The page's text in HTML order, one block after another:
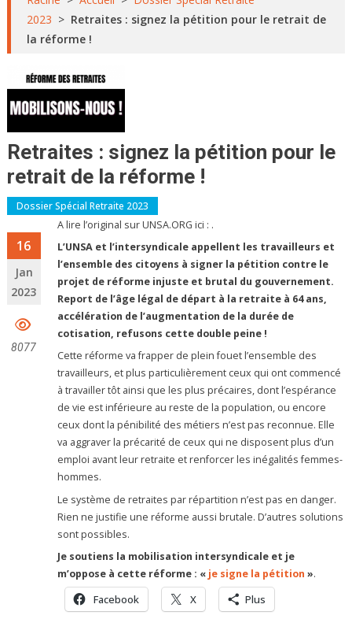
2023 > Retraites : signez la pétition pour le retrait de
la réforme !
Retraites : signez la pétition pour le
retrait de la réforme !
Dossier Spécial Retraite 2023
16
Jan
2023
8077
A lire l’original sur UNSA.ORG ici : .
L’UNSA et l’intersyndicale appellent les travailleurs et
l’ensemble des citoyens à signer la pétition contre le
projet de réforme injuste et brutal du gouvernement.
Report de l’âge légal de départ à la retraite à 64 ans,
accélération de l’augmentation de la durée de
cotisation, refusons cette double peine !
Cette réforme va frapper de plein fouet l’ensemble des
travailleurs, et plus particulièrement ceux qui ont commencé
à travailler tôt ainsi que les plus précaires, dont l’espérance
de vie est inférieure au reste de la population, ou encore
ceux dont la pénibilité des métiers n’est pas reconnue. Elle
va aggraver la précarité de ceux qui ne disposent plus d’un
emploi avant leur retraite et renforcer les inégalités femmes-
hommes.
Le système de retraites par répartition n’est pas en danger.
Rien ne justifie une réforme aussi brutale. D’autres solutions
sont possibles.
Je soutiens la mobilisation intersyndicale et je
m’oppose à cette réforme : « je signe la pétition ».
Facebook X Plus